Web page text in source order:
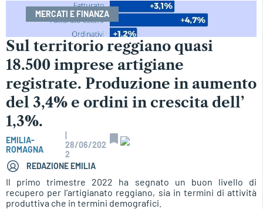
MERCATI E FINANZA
Sul territorio reggiano quasi
18.500 imprese artigiane
registrate. Produzione in aumento
del 3,4% e ordini in crescita dell’
1,3%.
EMILIA-
ROMAGNA
28/06/202
2
REDAZIONE EMILIA
Il primo trimestre 2022 ha segnato un buon livello di
recupero per l’artigianato reggiano, sia in termini di attività
produttiva che in termini demografici.